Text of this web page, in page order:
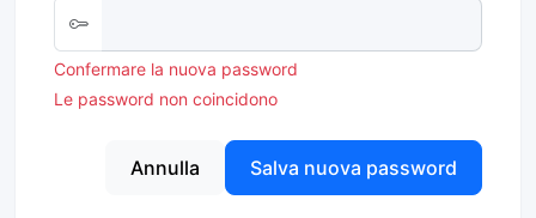
Confermare la nuova password
Le password non coincidono
Annulla